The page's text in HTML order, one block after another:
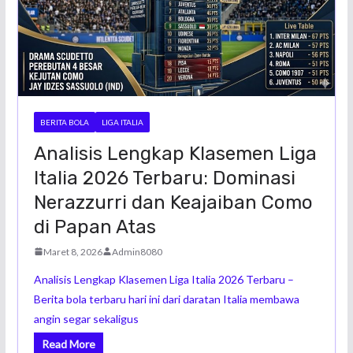
BERITA BOLA LIGA ITALIA
Analisis Lengkap Klasemen Liga
Italia 2026 Terbaru: Dominasi
Nerazzurri dan Keajaiban Como
di Papan Atas
Maret 8, 2026 Admin8080
Analisis Lengkap Klasemen Liga Italia 2026 Terbaru –
Berita bola terbaru hari ini dari daratan Italia membawa
angin segar sekaligus
Read More